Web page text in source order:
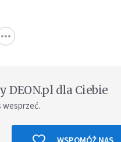
DEON.pl dla Ciebie
wesprzeć.